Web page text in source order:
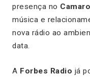
presença no
música e
nova rádio ao
data.
A Forbes Radio já